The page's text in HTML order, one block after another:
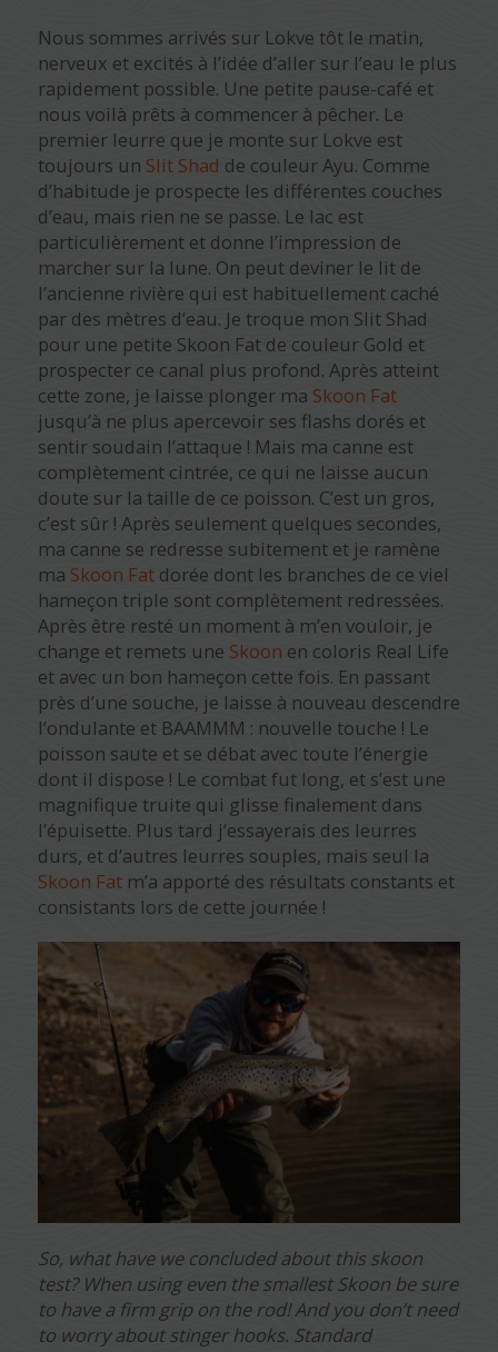
Nous sommes arrivés sur Lokve tôt le matin,
nerveux et excités à l’idée d’aller sur l’eau le plus
rapidement possible. Une petite pause-café et
nous voilà prêts à commencer à pêcher. Le
premier leurre que je monte sur Lokve est
toujours un Slit Shad de couleur Ayu. Comme
d’habitude je prospecte les différentes couches
d’eau, mais rien ne se passe. Le lac est
particulièrement et donne l’impression de
marcher sur la lune. On peut deviner le lit de
l’ancienne rivière qui est habituellement caché
par des mètres d’eau. Je troque mon Slit Shad
pour une petite Skoon Fat de couleur Gold et
prospecter ce canal plus profond. Après atteint
cette zone, je laisse plonger ma Skoon Fat
jusqu’à ne plus apercevoir ses flashs dorés et
sentir soudain l’attaque ! Mais ma canne est
complètement cintrée, ce qui ne laisse aucun
doute sur la taille de ce poisson. C’est un gros,
c’est sûr ! Après seulement quelques secondes,
ma canne se redresse subitement et je ramène
ma Skoon Fatdorée dont les branches de ce viel
hameçon triple sont complètement redressées.
Après être resté un moment à m’en vouloir, je
change et remets une Skoon en coloris Real Life
et avec un bon hameçon cette fois. En passant
près d’une souche, je laisse à nouveau descendre
l’ondulante et BAAMMM : nouvelle touche ! Le
poisson saute et se débat avec toute l’énergie
dont il dispose ! Le combat fut long, et s’est une
magnifique truite qui glisse finalement dans
l’épuisette. Plus tard j’essayerais des leurres
durs, et d’autres leurres souples, mais seul la
Skoon Fatm’a apporté des résultats constants et
consistants lors de cette journée !
So, what have we concluded about this skoon
test? When using even the smallest Skoon be sure
to have a firm grip on the rod! And you don’t need
to worry about stinger hooks. Standard